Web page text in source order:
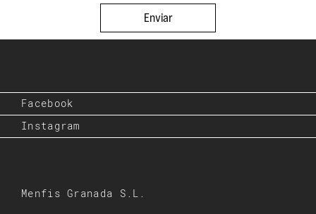
Enviar
Facebook
Instagram
Menfis Granada S.L.